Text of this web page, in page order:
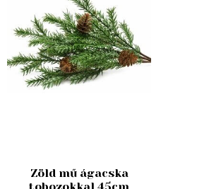
Zöld mű ágacska